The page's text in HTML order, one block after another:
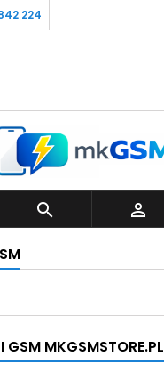
224
 
GSM MKGSMSTORE.PL